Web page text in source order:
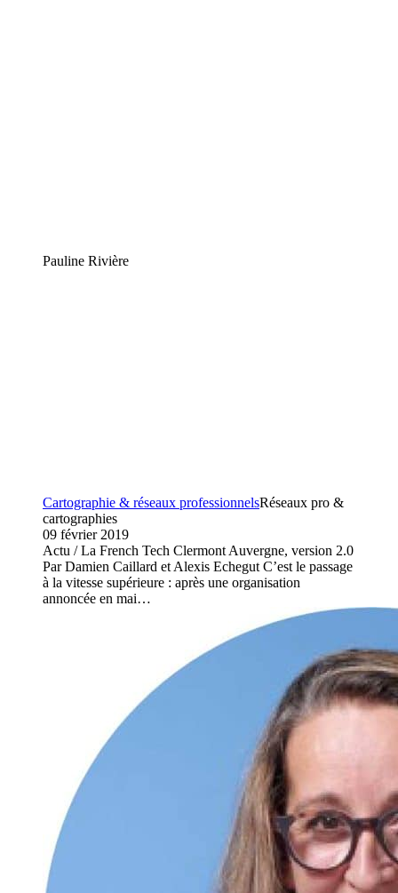
Pauline Rivière
Cartographie & réseaux professionnelsRéseaux pro &
cartographies
09 février 2019
Actu / La French Tech Clermont Auvergne, version 2.0
Par Damien Caillard et Alexis Echegut C’est le passage
à la vitesse supérieure : après une organisation
annoncée en mai…